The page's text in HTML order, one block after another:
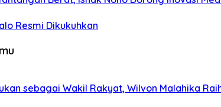
Resmi Dikukuhkan
sebagai Wakil Rakyat, Wilvon Malahika